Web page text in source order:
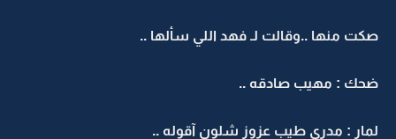
صكت منها ..وقالت لـ فهد اللي سألها ..
ضحك : مهيب صادقه ..
لمار : مدري طيب عزوز شلون آقوله ..